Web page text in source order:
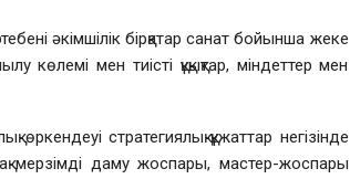
әкімшілік бірқатар санат бойынша жеке
көлемі мен тиісті құқықтар, міндеттер мен
стратегиялық құжаттар негізінде
мерзімді даму жоспары, мастер-жоспары